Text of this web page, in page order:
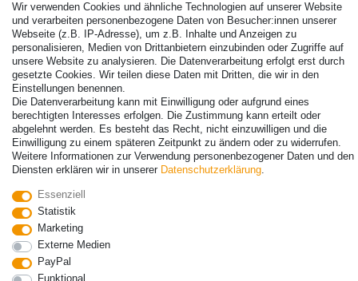
© Copyright 2026 | Alle Rechte vorbehalten. - Alle Rechte vorbehalten.
Preisangaben inkl. gesetzl. 19% MwSt. | Grundpreise siehe Artikeldetail | *Gilt für
Lieferungen nach Deutschland!
Vertrag widerrufen Kontakt
Wir verwenden Cookies und ähnliche Technologien auf unserer Website
und verarbeiten personenbezogene Daten von Besucher:innen unserer
Webseite (z.B. IP-Adresse), um z.B. Inhalte und Anzeigen zu
personalisieren, Medien von Drittanbietern einzubinden oder Zugriffe auf
unsere Website zu analysieren. Die Datenverarbeitung erfolgt erst durch
gesetzte Cookies. Wir teilen diese Daten mit Dritten, die wir in den
Einstellungen benennen.
Die Datenverarbeitung kann mit Einwilligung oder aufgrund eines
berechtigten Interesses erfolgen. Die Zustimmung kann erteilt oder
abgelehnt werden. Es besteht das Recht, nicht einzuwilligen und die
Einwilligung zu einem späteren Zeitpunkt zu ändern oder zu widerrufen.
Weitere Informationen zur Verwendung personenbezogener Daten und den
Diensten erklären wir in unserer Daten­schutz­erklärung.
Essenziell
Statistik
Marketing
Externe Medien
PayPal
Funktional